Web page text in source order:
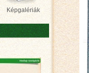
Képgalériák